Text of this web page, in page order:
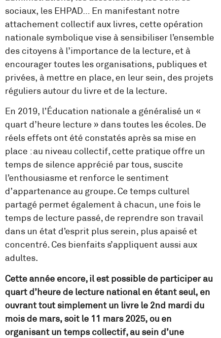
sociaux, les EHPAD… En manifestant notre
attachement collectif aux livres, cette opération
nationale symbolique vise à sensibiliser l’ensemble
des citoyens à l’importance de la lecture, et à
encourager toutes les organisations, publiques et
privées, à mettre en place, en leur sein, des projets
réguliers autour du livre et de la lecture.
En 2019, l’Éducation nationale a généralisé un «
quart d’heure lecture » dans toutes les écoles. De
réels effets ont été constatés après sa mise en
place : au niveau collectif, cette pratique offre un
temps de silence apprécié par tous, suscite
l’enthousiasme et renforce le sentiment
d’appartenance au groupe. Ce temps culturel
partagé permet également à chacun, une fois le
temps de lecture passé, de reprendre son travail
dans un état d’esprit plus serein, plus apaisé et
concentré. Ces bienfaits s’appliquent aussi aux
adultes.
Cette année encore, il est possible de participer au
quart d’heure de lecture national en étant seul, en
ouvrant tout simplement un livre le 2nd mardi du
mois de mars, soit le 11 mars 2025, ou en
organisant un temps collectif, au sein d’une